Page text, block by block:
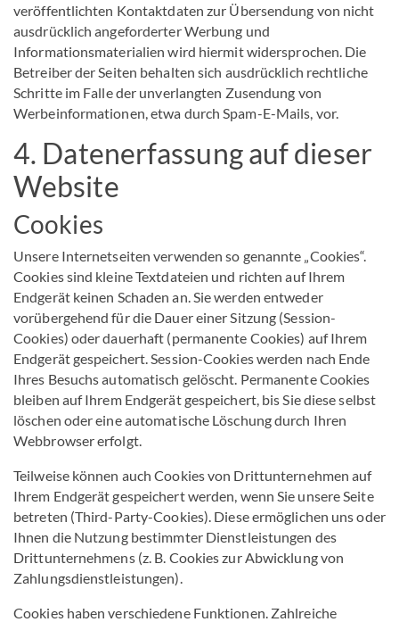
veröffentlichten Kontaktdaten zur Übersendung von nicht
ausdrücklich angeforderter Werbung und
Informationsmaterialien wird hiermit widersprochen. Die
Betreiber der Seiten behalten sich ausdrücklich rechtliche
Schritte im Falle der unverlangten Zusendung von
Werbeinformationen, etwa durch Spam-E-Mails, vor.
4. Datenerfassung auf dieser
Website
Cookies
Unsere Internetseiten verwenden so genannte „Cookies“.
Cookies sind kleine Textdateien und richten auf Ihrem
Endgerät keinen Schaden an. Sie werden entweder
vorübergehend für die Dauer einer Sitzung (Session-
Cookies) oder dauerhaft (permanente Cookies) auf Ihrem
Endgerät gespeichert. Session-Cookies werden nach Ende
Ihres Besuchs automatisch gelöscht. Permanente Cookies
bleiben auf Ihrem Endgerät gespeichert, bis Sie diese selbst
löschen oder eine automatische Löschung durch Ihren
Webbrowser erfolgt.
Teilweise können auch Cookies von Drittunternehmen auf
Ihrem Endgerät gespeichert werden, wenn Sie unsere Seite
betreten (Third-Party-Cookies). Diese ermöglichen uns oder
Ihnen die Nutzung bestimmter Dienstleistungen des
Drittunternehmens (z. B. Cookies zur Abwicklung von
Zahlungsdienstleistungen).
Cookies haben verschiedene Funktionen. Zahlreiche